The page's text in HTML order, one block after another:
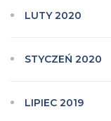
LUTY 2020
STYCZEŃ 2020
LIPIEC 2019